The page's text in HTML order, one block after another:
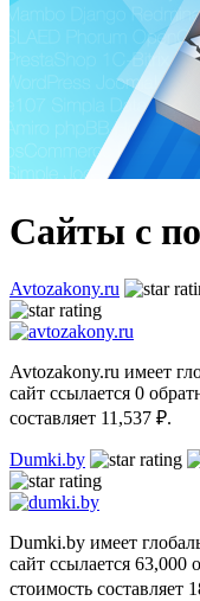
Сайты с
Avtozakony.ru
Avtozakony.ru имеет
сайт ссылается 0
составляет 11,537 ₽.
Dumki.by
Dumki.by имеет
сайт ссылается
стоимость составляет